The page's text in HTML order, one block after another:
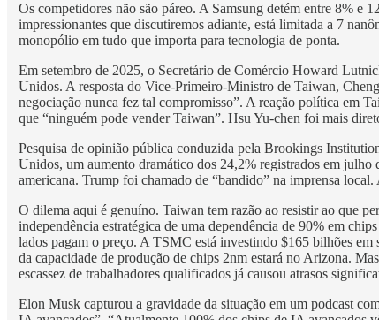
Os competidores não são páreo. A Samsung detém entre 8% e
impressionantes que discutiremos adiante, está limitada a 7
monopólio em tudo que importa para tecnologia de ponta.
Em setembro de 2025, o Secretário de Comércio Howard
Unidos. A resposta do Vice-Primeiro-Ministro de Taiwan,
negociação nunca fez tal compromisso”. A reação política em
que “ninguém pode vender Taiwan”. Hsu Yu-chen foi mais
Pesquisa de opinião pública conduzida pela Brookings
Unidos, um aumento dramático dos 24,2% registrados em
americana. Trump foi chamado de “bandido” na imprensa local.
O dilema aqui é genuíno. Taiwan tem razão ao resistir ao que
independência estratégica de uma dependência de 90% em
lados pagam o preço. A TSMC está investindo $165 bilhões
da capacidade de produção de chips 2nm estará no Arizona.
escassez de trabalhadores qualificados já causou atrasos
Elon Musk capturou a gravidade da situação em um podcast